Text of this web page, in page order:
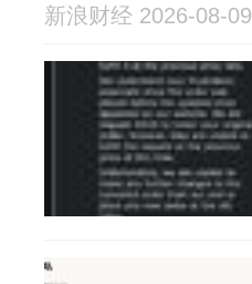
新浪财经 2026-08-09